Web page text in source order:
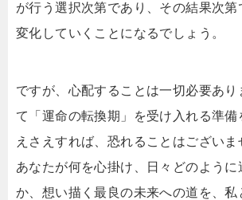
が行う選択次第であり、その結果次第
変化していくことになるでしょう。
ですが、心配することは一切必要あり
て「運命の転換期」を受け入れる準備
えさえすれば、恐れることはございま
あなたが何を心掛け、日々どのように
か、想い描く最良の未来への道を、私